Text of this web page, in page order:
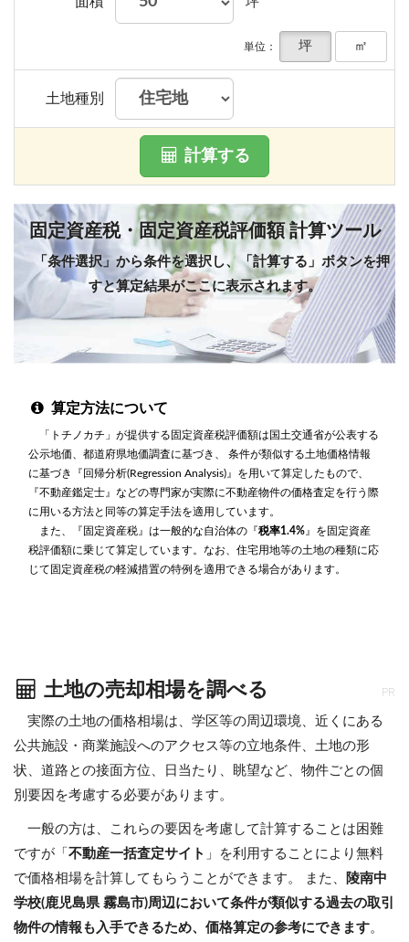
単位： 坪 ㎡
土地種別
計算する
固定資産税・固定資産税評価額 計算ツール
「条件選択」から条件を選択し、「計算する」ボタンを押
すと算定結果がここに表示されます。
算定方法について
「トチノカチ」が提供する固定資産税評価額は国土交通省が公表する
公示地価、都道府県地価調査に基づき、 条件が類似する土地価格情報
に基づき『回帰分析(Regression Analysis)』を用いて算定したもので、
『不動産鑑定士』などの専門家が実際に不動産物件の価格査定を行う際
に用いる方法と同等の算定手法を適用しています。
また、『固定資産税』は一般的な自治体の『 税率1.4%』を固定資産
税評価額に乗じて算定しています。なお、住宅用地等の土地の種類に応
じて固定資産税の軽減措置の特例を適用できる場合があります。
土地の売却相場を調べる PR
実際の土地の価格相場は、学区等の周辺環境、近くにある
公共施設・商業施設へのアクセス等の立地条件、土地の形
状、道路との接面方位、日当たり、眺望など、物件ごとの個
別要因を考慮する必要があります。
一般の方は、これらの要因を考慮して計算することは困難
ですが「 不動産一括査定サイト 」を利用することにより無料
で価格相場を計算してもらうことができます。 また、
陵南中
学校(鹿児島県 霧島市)周辺において条件が類似する過去の取引
物件の情報も入手できるため、価格算定の参考にできます。